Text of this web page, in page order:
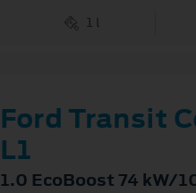
1 l
Ford Transit
L1
1.0 EcoBoost 74 kW/